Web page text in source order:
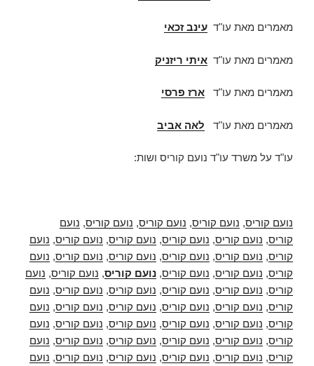
מאמרים מאת עו"ד עינב זכאי
מאמרים מאת עו"ד איתי ריזניק
מאמרים מאת עו"ד ארז פרסי
מאמרים מאת עו"ד לאה אביב
עו"ד על משרד עו"ד נועם קוריס ושות:
נועם קוריס, נועם קוריס, נועם קוריס, נועם קוריס, נועם
קוריס, נועם קוריס, נועם קוריס, נועם קוריס, נועם קוריס, נועם
קוריס, נועם קוריס, נועם קוריס, נועם קוריס, נועם קוריס, נועם
קוריס, נועם קוריס, נועם קוריס, נועם קוריס, נועם קוריס, נועם
קוריס, נועם קוריס, נועם קוריס, נועם קוריס, נועם קוריס, נועם
קוריס, נועם קוריס, נועם קוריס, נועם קוריס, נועם קוריס, נועם
קוריס, נועם קוריס, נועם קוריס, נועם קוריס, נועם קוריס, נועם
קוריס, נועם קוריס, נועם קוריס, נועם קוריס, נועם קוריס, נועם
קוריס, נועם קוריס, נועם קוריס, נועם קוריס, נועם קוריס, נועם